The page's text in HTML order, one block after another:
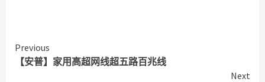
Continue
Reading
Previous
【安普】家用高超网线超五路百兆线
Next